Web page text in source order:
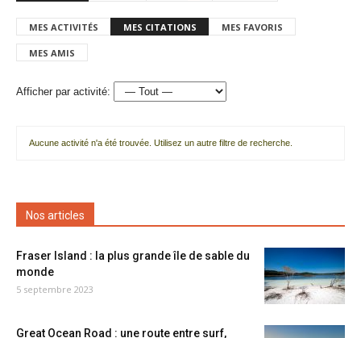
MES ACTIVITÉS MES CITATIONS MES FAVORIS
MES AMIS
Afficher par activité:
Aucune activité n'a été trouvée. Utilisez un autre filtre de recherche.
Nos articles
Fraser Island : la plus grande île de sable du
monde
5 septembre 2023
Great Ocean Road : une route entre surf,